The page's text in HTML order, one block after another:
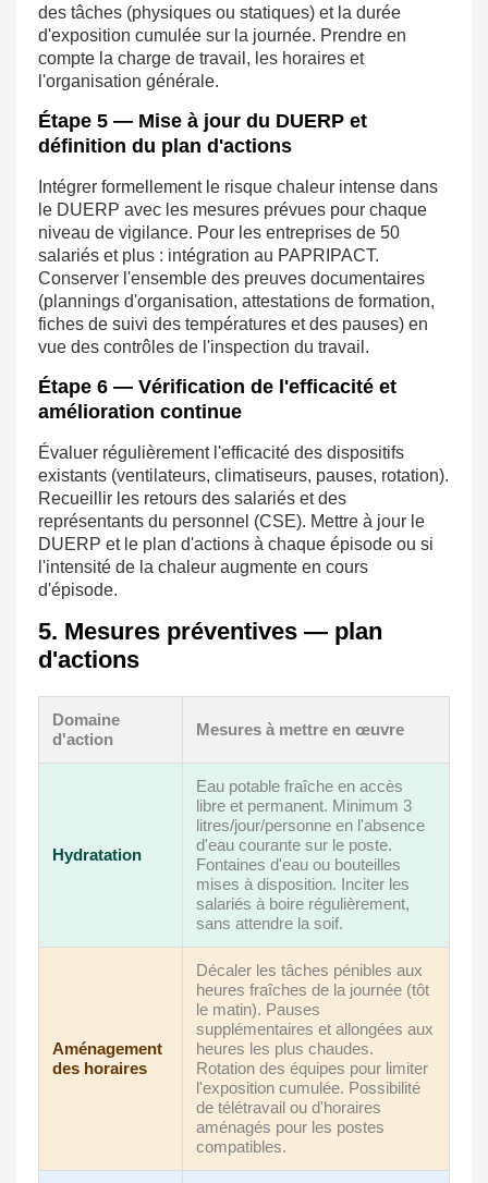
des tâches (physiques ou statiques) et la durée
d'exposition cumulée sur la journée. Prendre en
compte la charge de travail, les horaires et
l'organisation générale.
Étape 5 — Mise à jour du DUERP et
définition du plan d'actions
Intégrer formellement le risque chaleur intense dans
le DUERP avec les mesures prévues pour chaque
niveau de vigilance. Pour les entreprises de 50
salariés et plus : intégration au PAPRIPACT.
Conserver l'ensemble des preuves documentaires
(plannings d'organisation, attestations de formation,
fiches de suivi des températures et des pauses) en
vue des contrôles de l'inspection du travail.
Étape 6 — Vérification de l'efficacité et
amélioration continue
Évaluer régulièrement l'efficacité des dispositifs
existants (ventilateurs, climatiseurs, pauses, rotation).
Recueillir les retours des salariés et des
représentants du personnel (CSE). Mettre à jour le
DUERP et le plan d'actions à chaque épisode ou si
l'intensité de la chaleur augmente en cours
d'épisode.
5. Mesures préventives — plan
d'actions
Domaine
d'action
Mesures à mettre en œuvre
Hydratation
Eau potable fraîche en accès
libre et permanent. Minimum 3
litres/jour/personne en l'absence
d'eau courante sur le poste.
Fontaines d'eau ou bouteilles
mises à disposition. Inciter les
salariés à boire régulièrement,
sans attendre la soif.
Aménagement
des horaires
Décaler les tâches pénibles aux
heures fraîches de la journée (tôt
le matin). Pauses
supplémentaires et allongées aux
heures les plus chaudes.
Rotation des équipes pour limiter
l'exposition cumulée. Possibilité
de télétravail ou d'horaires
aménagés pour les postes
compatibles.